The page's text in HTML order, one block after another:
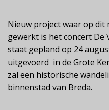
Nieuw project waar op dit
gewerkt is het concert De
staat gepland op 24
uitgevoerd in de Grote
zal een historische
binnenstad van Breda.